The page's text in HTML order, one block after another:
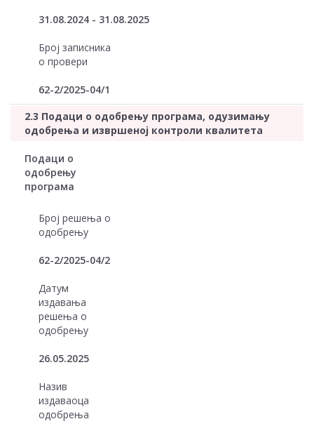
31.08.2024 - 31.08.2025
Број записника
о провери
62-2/2025-04/1
2.3 Подаци о одобрењу програма, одузимању
одобрења и извршеној контроли квалитета
Подаци о
одобрењу
програма
Број решења о
одобрењу
62-2/2025-04/2
Датум
издавања
решења о
одобрењу
26.05.2025
Назив
издаваоца
одобрења